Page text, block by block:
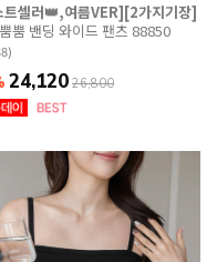
트셀러👑,여름VER][2가지기장]
뿜 밴딩 와이드 팬츠 88850
24,120 26,800